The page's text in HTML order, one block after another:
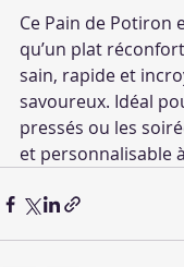
Ce Pain de Potiron
qu’un plat
sain, rapide et
savoureux. Idéal
pressés ou les
et personnalisable